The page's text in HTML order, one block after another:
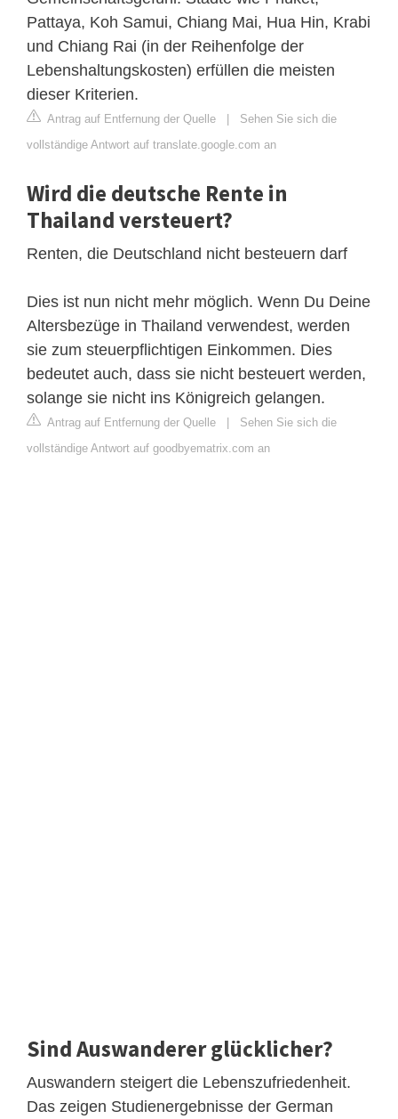
Pattaya, Koh Samui, Chiang Mai, Hua Hin, Krabi
und Chiang Rai (in der Reihenfolge der
Lebenshaltungskosten) erfüllen die meisten
dieser Kriterien.
Antrag auf Entfernung der Quelle | Sehen Sie sich die
vollständige Antwort auf translate.google.com an
Wird die deutsche Rente in
Thailand versteuert?
Renten, die Deutschland nicht besteuern darf
Dies ist nun nicht mehr möglich. Wenn Du Deine
Altersbezüge in Thailand verwendest, werden
sie zum steuerpflichtigen Einkommen. Dies
bedeutet auch, dass sie nicht besteuert werden,
solange sie nicht ins Königreich gelangen.
Antrag auf Entfernung der Quelle | Sehen Sie sich die
vollständige Antwort auf goodbyematrix.com an
Sind Auswanderer glücklicher?
Auswandern steigert die Lebenszufriedenheit.
Das zeigen Studienergebnisse der German